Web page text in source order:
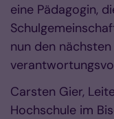
eine Pädagogin,
nun den
Carsten Gier,
Hochschule im